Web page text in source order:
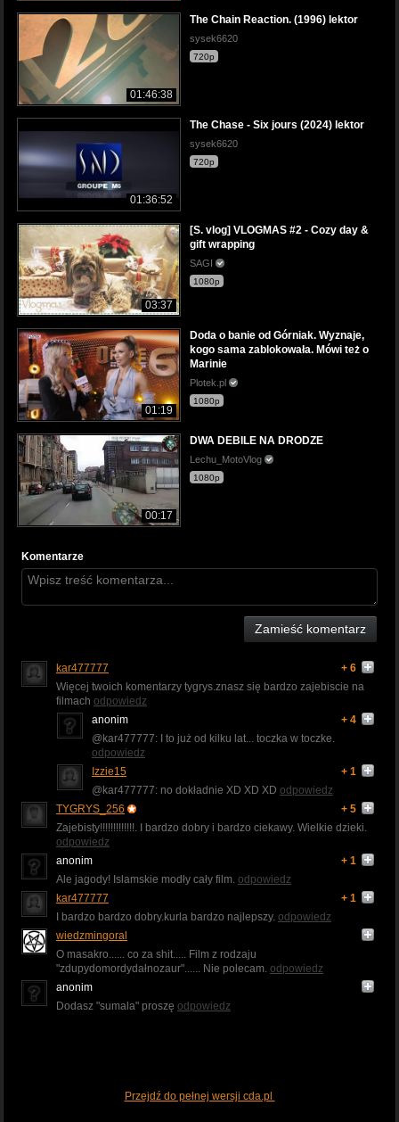
01:46:38
The Chain Reaction. (1996) lektor
sysek6620
720p
01:36:52
The Chase - Six jours (2024) lektor
sysek6620
720p
03:37
[S. vlog] VLOGMAS #2 - Cozy day &
gift wrapping
SAGI
1080p
01:19
Doda o banie od Górniak. Wyznaje,
kogo sama zablokowała. Mówi też o
Marinie
Plotek.pl
1080p
00:17
DWA DEBILE NA DRODZE
Lechu_MotoVlog
1080p
Komentarze
Zamieść komentarz
kar477777
+ 6
Więcej twoich komentarzy tygrys.znasz się bardzo zajebiscie na
filmach odpowiedz
anonim
+ 4
@kar477777: I to już od kilku lat... toczka w toczke.
odpowiedz
Izzie15
+ 1
@kar477777: no dokładnie XD XD XD odpowiedz
TYGRYS_256
+ 5
Zajebisty!!!!!!!!!!!!!. I bardzo dobry i bardzo ciekawy. Wielkie dzieki.
odpowiedz
anonim
+ 1
Ale jagody! Islamskie modły cały film. odpowiedz
kar477777
+ 1
I bardzo bardzo dobry.kurla bardzo najlepszy. odpowiedz
wiedzmingoral
O masakro...... co za shit..... Film z rodzaju
"zdupydomordydałnozaur"...... Nie polecam. odpowiedz
anonim
Dodasz "sumala" proszę odpowiedz
Przejdź do pełnej wersji cda.pl